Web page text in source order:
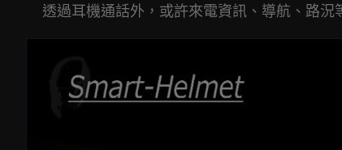
透過耳機通話外，或許來電資訊、導航、路況